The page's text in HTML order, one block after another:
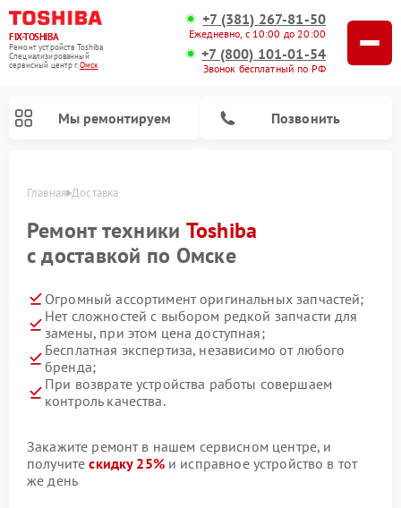
FIX-TOSHIBA
Ремонт устройств Toshiba
Специализированный
cервисный центр г.Омск
+7 (381) 267-81-50
Ежедневно, с 10:00 до 20:00
+7 (800) 101-01-54
Звонок бесплатный по РФ
Мы ремонтируем Позвонить
Главная Доставка
Ремонт техники Toshiba
с доставкой по Омске
Огромный ассортимент оригинальных запчастей;
Нет сложностей с выбором редкой запчасти для
замены, при этом цена доступная;
Бесплатная экспертиза, независимо от любого
бренда;
При возврате устройства работы совершаем
контроль качества.
Закажите ремонт в нашем сервисном центре, и
получитескидку 25%и исправное устройство в тот
же день